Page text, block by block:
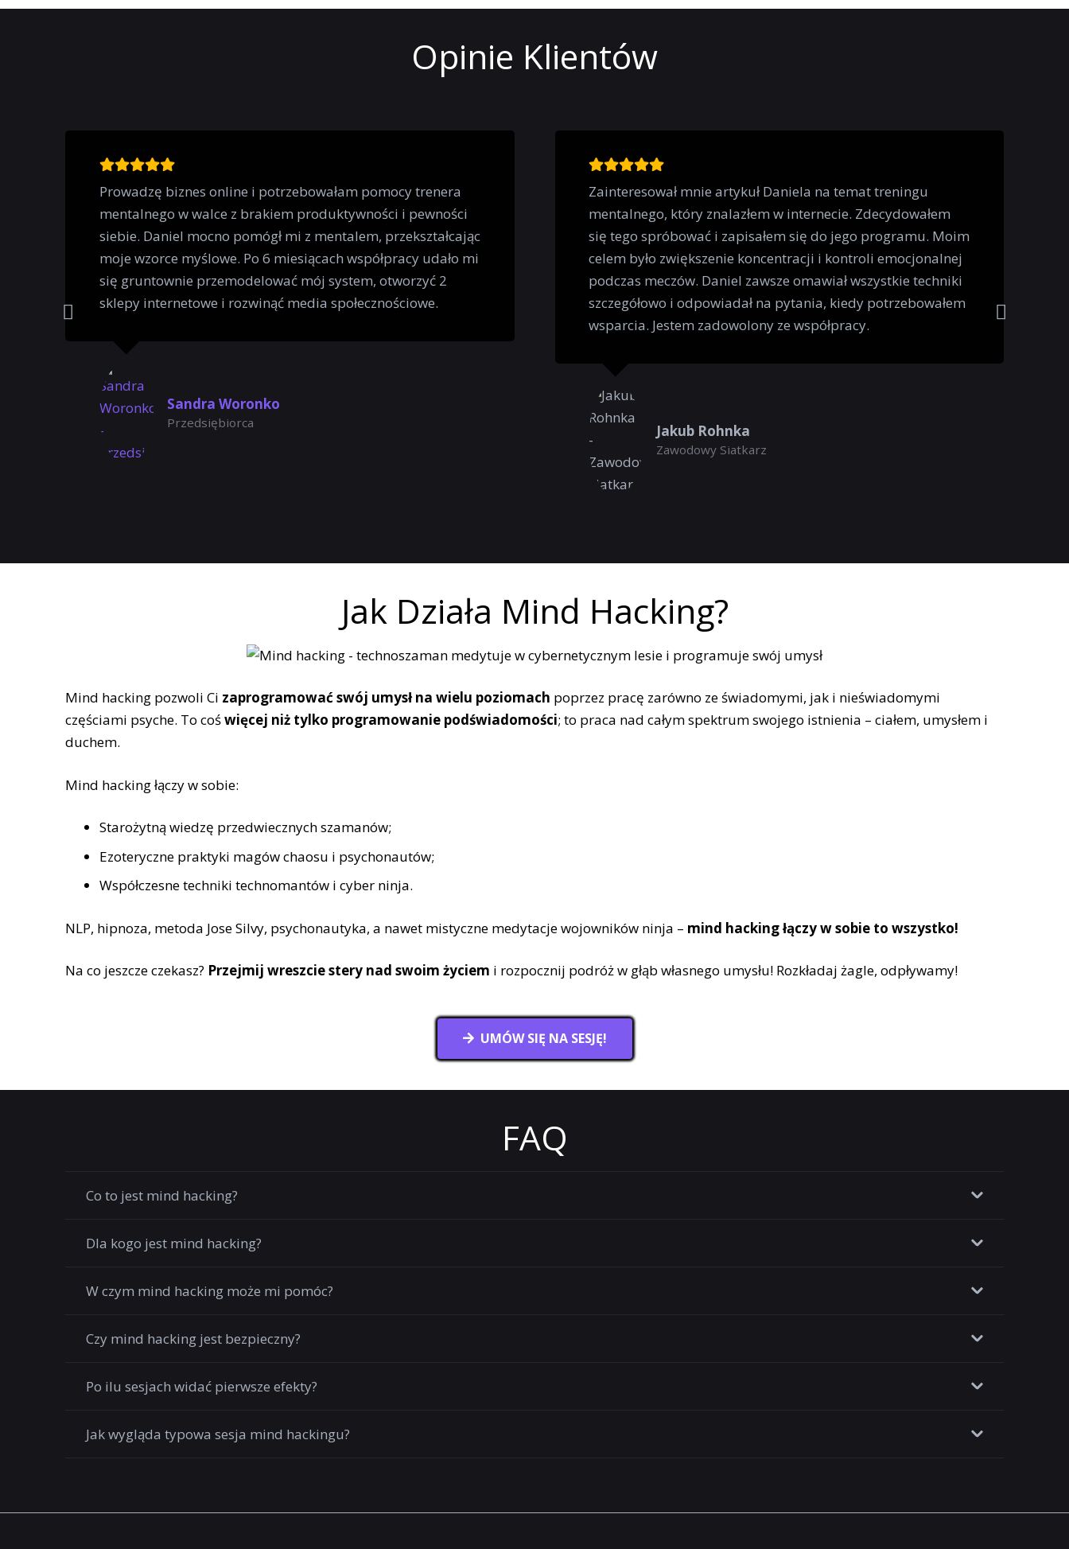
Opinie Klientów
Prowadzę biznes online i potrzebowałam pomocy trenera
mentalnego w walce z brakiem produktywności i pewności
siebie. Daniel mocno pomógł mi z mentalem, przekształcając
moje wzorce myślowe. Po 6 miesiącach współpracy udało mi
się gruntownie przemodelować mój system, otworzyć 2
sklepy internetowe i rozwinąć media społecznościowe.
Sandra Woronko
Przedsiębiorca
Zainteresował mnie artykuł Daniela na temat treningu
mentalnego, który znalazłem w internecie. Zdecydowałem
się tego spróbować i zapisałem się do jego programu. Moim
celem było zwiększenie koncentracji i kontroli emocjonalnej
podczas meczów. Daniel zawsze omawiał wszystkie techniki
szczegółowo i odpowiadał na pytania, kiedy potrzebowałem
wsparcia. Jestem zadowolony ze współpracy.
Jakub Rohnka
Zawodowy Siatkarz
Jak Działa Mind Hacking?
Mind hacking pozwoli Ci zaprogramować swój umysł na wielu poziomach poprzez pracę zarówno ze świadomymi, jak i nieświadomymi
częściami psyche. To coświęcej niż tylko programowanie podświadomości; to praca nad całym spektrum swojego istnienia – ciałem, umysłem i
duchem.
Mind hacking łączy w sobie:
Starożytną wiedzę przedwiecznych szamanów;
Ezoteryczne praktyki magów chaosu i psychonautów;
Współczesne techniki technomantów i cyber ninja.
NLP, hipnoza, metoda Jose Silvy, psychonautyka, a nawet mistyczne medytacje wojowników ninja – mind hacking łączy w sobie to wszystko!
Na co jeszcze czekasz? Przejmij wreszcie stery nad swoim życiem i rozpocznij podróż w głąb własnego umysłu! Rozkładaj żagle, odpływamy!
UMÓW SIĘ NA SESJĘ!
FAQ
Co to jest mind hacking?
Dla kogo jest mind hacking?
W czym mind hacking może mi pomóc?
Czy mind hacking jest bezpieczny?
Po ilu sesjach widać pierwsze efekty?
Jak wygląda typowa sesja mind hackingu?